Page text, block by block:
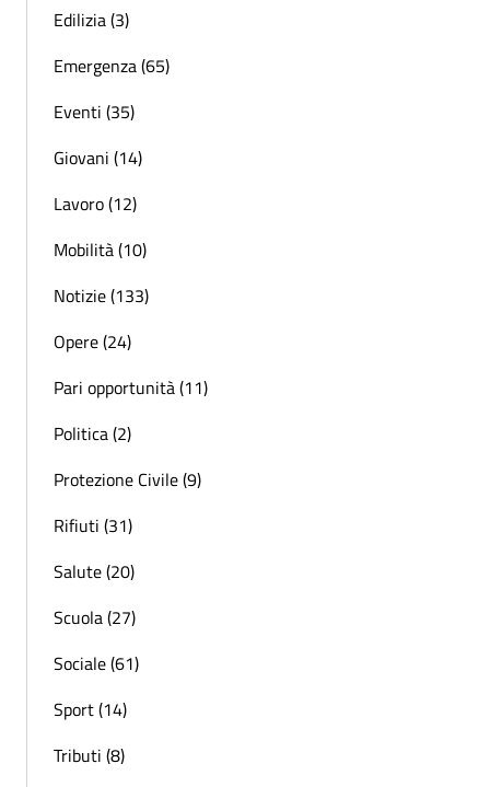
Edilizia (3)
Emergenza (65)
Eventi (35)
Giovani (14)
Lavoro (12)
Mobilità (10)
Notizie (133)
Opere (24)
Pari opportunità (11)
Politica (2)
Protezione Civile (9)
Rifiuti (31)
Salute (20)
Scuola (27)
Sociale (61)
Sport (14)
Tributi (8)